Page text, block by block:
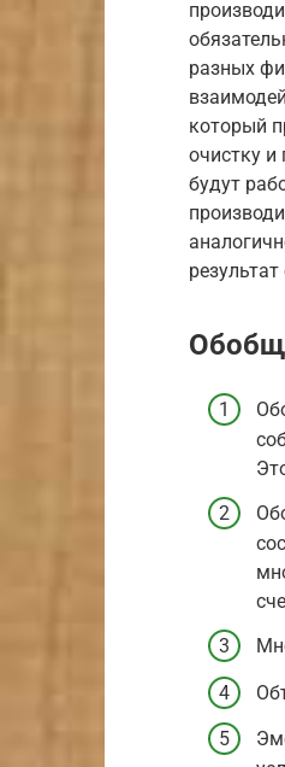
разных
который
очистку и
будут